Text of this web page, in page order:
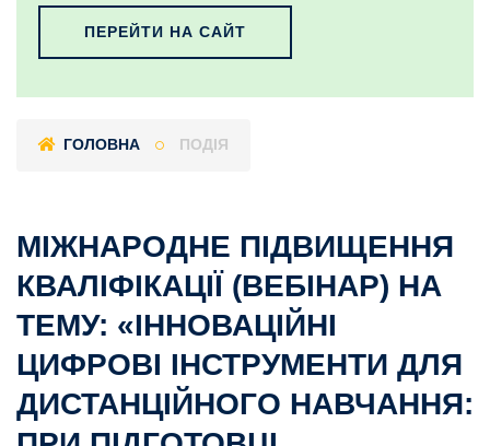
ПЕРЕЙТИ НА САЙТ
ГОЛОВНА ПОДІЯ
МІЖНАРОДНЕ ПІДВИЩЕННЯ
КВАЛІФІКАЦІЇ (ВЕБІНАР) НА
ТЕМУ: «ІННОВАЦІЙНІ
ЦИФРОВІ ІНСТРУМЕНТИ ДЛЯ
ДИСТАНЦІЙНОГО НАВЧАННЯ: